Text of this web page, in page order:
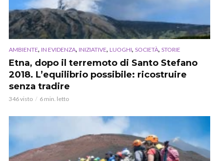
AMBIENTE, IN EVIDENZA, INIZIATIVE, LUOGHI, SOCIETÀ, STORIE
Etna, dopo il terremoto di Santo Stefano
2018. L’equilibrio possibile: ricostruire
senza tradire
346 visto 6 min. letto